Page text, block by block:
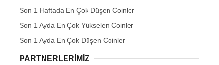
Son 1 Haftada En Çok Düşen Coinler
Son 1 Ayda En Çok Yükselen Coinler
Son 1 Ayda En Çok Düşen Coinler
PARTNERLERIMIZ